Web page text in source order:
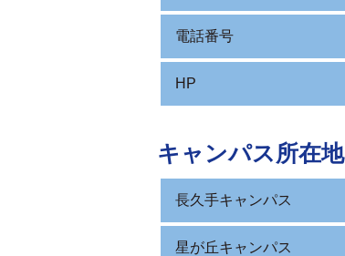
電話番号
HP
キャンパス所在地
長久手キャンパス
星が丘キャンパス